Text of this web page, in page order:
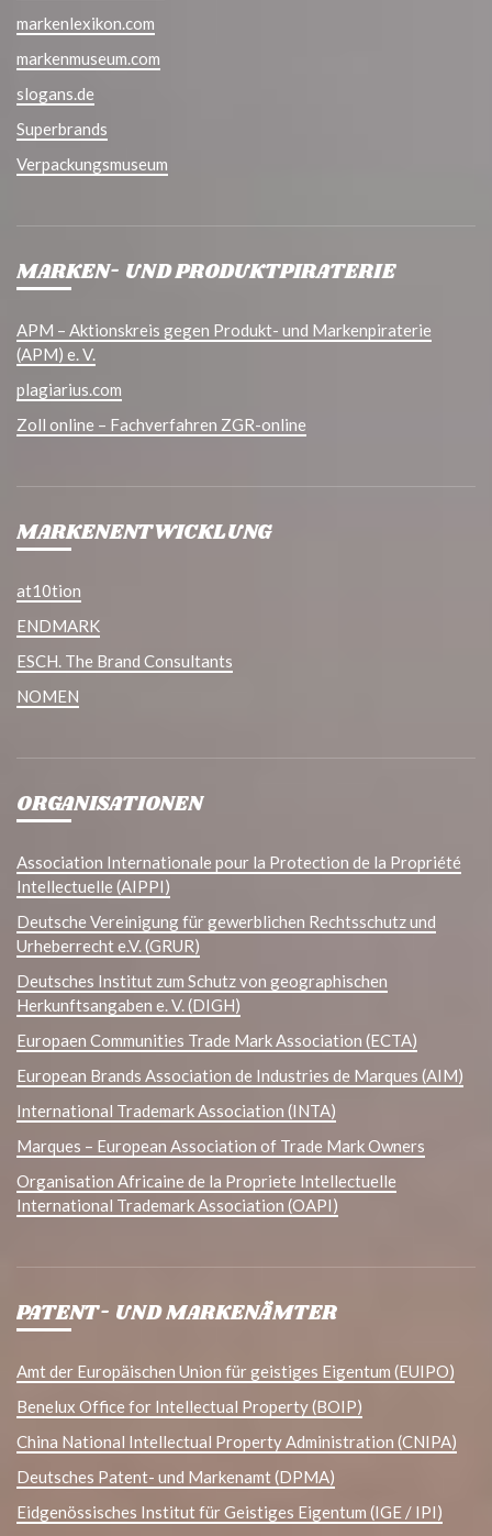
markenlexikon.com
markenmuseum.com
slogans.de
Superbrands
Verpackungsmuseum
MARKEN- UND PRODUKTPIRATERIE
APM – Aktionskreis gegen Produkt- und Markenpiraterie
(APM) e. V.
plagiarius.com
Zoll online – Fachverfahren ZGR-online
MARKENENTWICKLUNG
at10tion
ENDMARK
ESCH. The Brand Consultants
NOMEN
ORGANISATIONEN
Association Internationale pour la Protection de la Propriété
Intellectuelle (AIPPI)
Deutsche Vereinigung für gewerblichen Rechtsschutz und
Urheberrecht e.V. (GRUR)
Deutsches Institut zum Schutz von geographischen
Herkunftsangaben e. V. (DIGH)
Europaen Communities Trade Mark Association (ECTA)
European Brands Association de Industries de Marques (AIM)
International Trademark Association (INTA)
Marques – European Association of Trade Mark Owners
Organisation Africaine de la Propriete Intellectuelle
International Trademark Association (OAPI)
PATENT- UND MARKENÄMTER
Amt der Europäischen Union für geistiges Eigentum (EUIPO)
Benelux Office for Intellectual Property (BOIP)
China National Intellectual Property Administration (CNIPA)
Deutsches Patent- und Markenamt (DPMA)
Eidgenössisches Institut für Geistiges Eigentum (IGE / IPI)